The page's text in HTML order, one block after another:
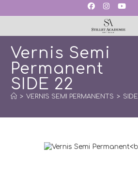
Vernis Semi
Permanent
SIDE 22
> VERNIS SEMI PERMANENTS > SIDE